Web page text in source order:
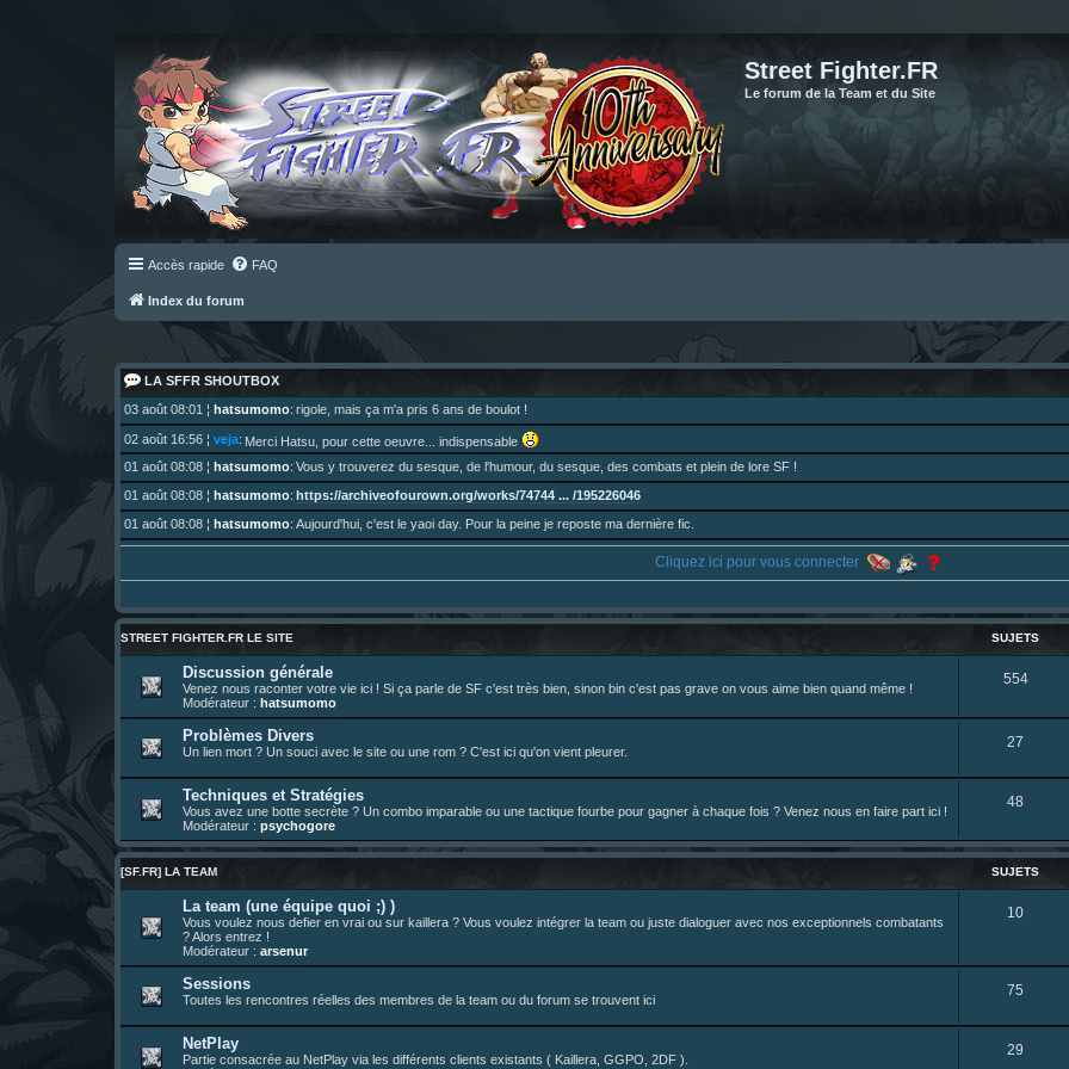
Street Fighter.FR
Le forum de la Team et du Site
Accès rapide FAQ
Index du forum
LA SFFR SHOUTBOX
03 août 08:01 ¦ hatsumomo: rigole, mais ça m'a pris 6 ans de boulot !
02 août 16:56 ¦ veja: Merci Hatsu, pour cette oeuvre... indispensable
01 août 08:08 ¦ hatsumomo: Vous y trouverez du sesque, de l'humour, du sesque, des combats et plein de lore SF !
01 août 08:08 ¦ hatsumomo: https://archiveofourown.org/works/74744 ... /195226046
01 août 08:08 ¦ hatsumomo: Aujourd'hui, c'est le yaoi day. Pour la peine je reposte ma dernière fic.
26 juil. 22:09¦hatsumomo:bio de Alex en ligne les gens !
13 juil. 09:53¦hatsumomo:bonjour les amis, je viens de poster ma 1e review de figurine !
23 juin 10:36¦indy:une très chouette SFFR shoutbox !
23 juin 07:30¦hatsumomo: nouvelle trad caniculaire les amis !
23 juin 07:26¦hatsumomo:shoutbox réinitialisée
22 juin 12:27¦indy:Yo !
22 juin 08:49¦veja:Yo
Cliquez ici pour vous connecter
STREET FIGHTER.FR LE SITE SUJETS
Discussion générale
Venez nous raconter votre vie ici ! Si ça parle de SF c'est très bien, sinon bin c'est pas grave on vous aime bien quand même !
Modérateur : hatsumomo
554S
Problèmes Divers
Un lien mort ? Un souci avec le site ou une rom ? C'est ici qu'on vient pleurer.
27
t
Techniques et Stratégies
Vous avez une botte secrète ? Un combo imparable ou une tactique fourbe pour gagner à chaque fois ? Venez nous en faire part ici !
Modérateur : psychogore
48
j
e
[SF.FR] LA TEAM SUJETS
La team (une équipe quoi ;) )
Vous voulez nous defier en vrai ou sur kaillera ? Vous voulez intégrer la team ou juste dialoguer avec nos exceptionnels combatants
? Alors entrez !
Modérateur : arsenur
10S
Sessions
Toutes les rencontres réelles des membres de la team ou du forum se trouvent ici
75
NetPlay
Partie consacrée au NetPlay via les différents clients existants ( Kaillera, GGPO, 2DF ).
29